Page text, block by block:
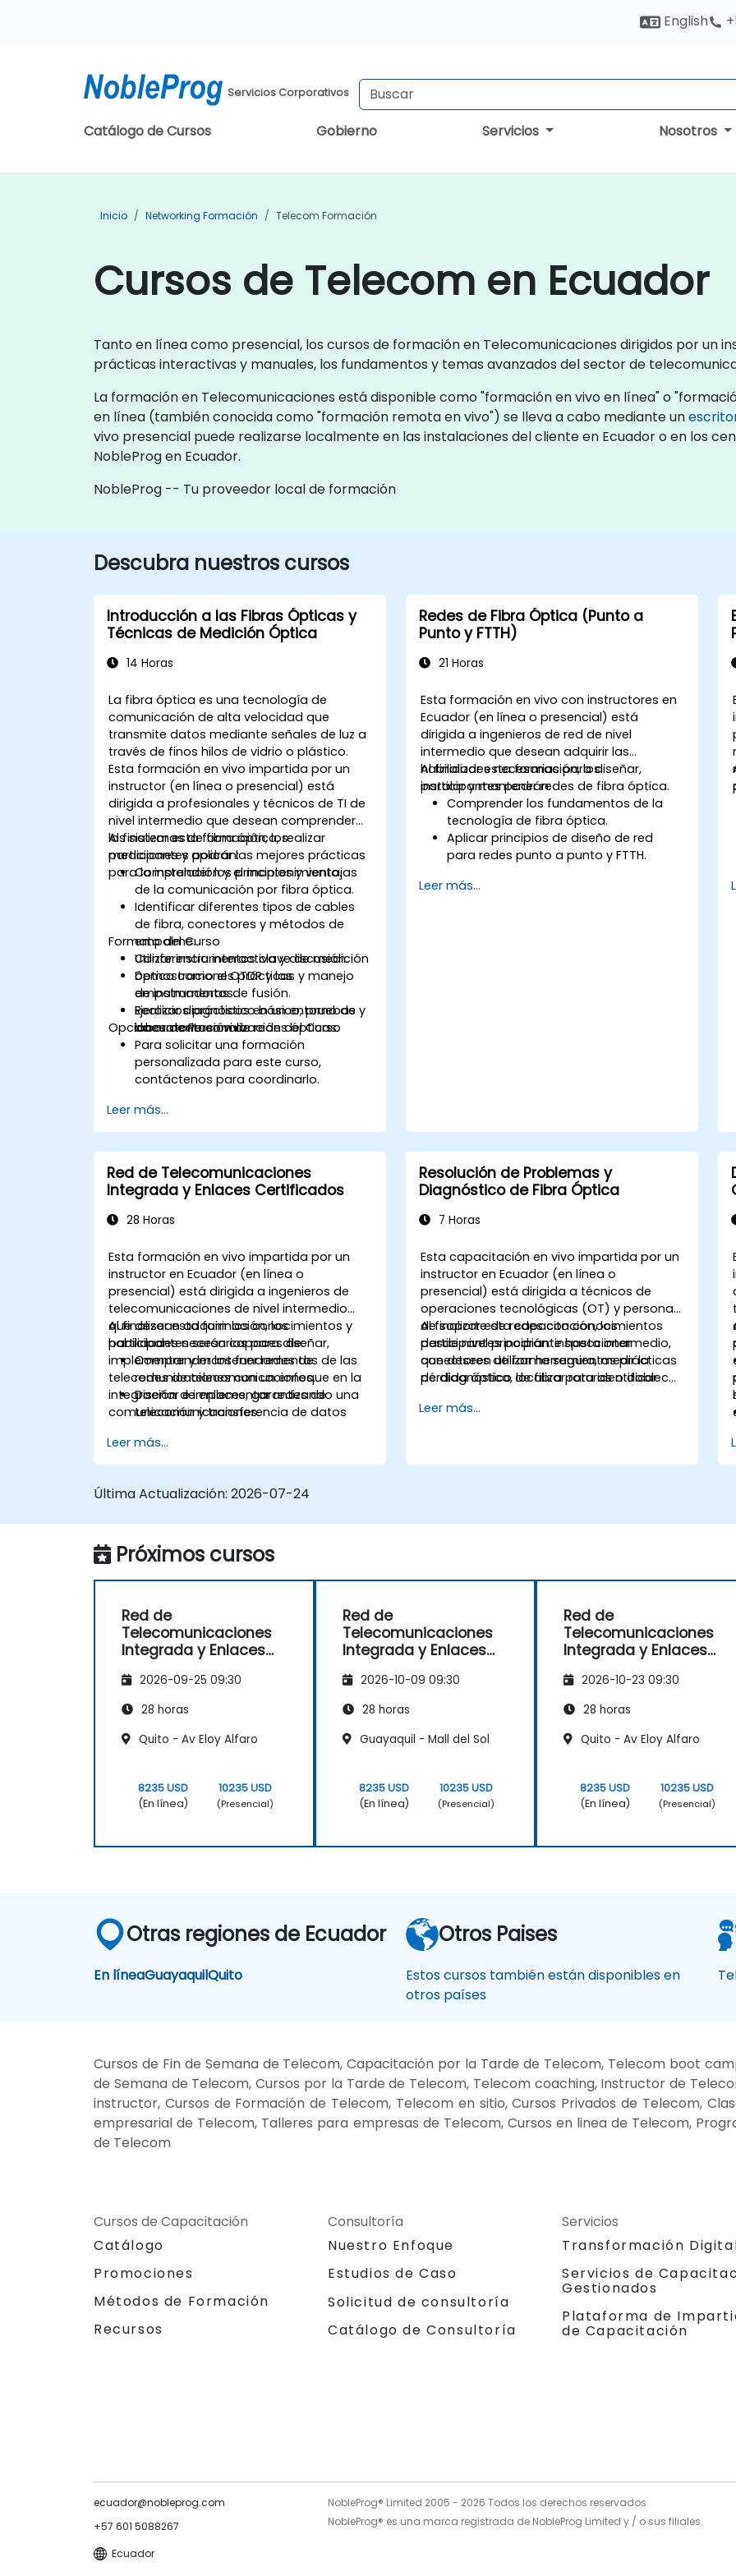
English
Servicios Corporativos
Catálogo de Cursos Gobierno Servicios Nosotros
Inicio Networking Formación Telecom Formación
Cursos de Telecom en Ecuador
Tanto en línea como presencial, los cursos de formación en Telecomunicaciones dirigidos por un
prácticas interactivas y manuales, los fundamentos y temas avanzados del sector de
La formación en Telecomunicaciones está disponible como "formación en vivo en línea" o
en línea (también conocida como "formación remota en vivo") se lleva a cabo mediante un
vivo presencial puede realizarse localmente en las instalaciones del cliente en Ecuador o en los
NobleProg en Ecuador.
NobleProg -- Tu proveedor local de formación
Descubra nuestros cursos
Introducción a las Fibras Ópticas y
Técnicas de Medición Óptica
14 Horas
La fibra óptica es una tecnología de
comunicación de alta velocidad que
transmite datos mediante señales de luz a
través de finos hilos de vidrio o plástico.
Esta formación en vivo impartida por un
instructor (en línea o presencial) está
dirigida a profesionales y técnicos de TI de
nivel intermedio que desean comprender
los sistemas de fibra óptica, realizar
mediciones y aplicar las mejores prácticas
para la instalación y el mantenimiento.
Al finalizar esta formación, los
participantes podrán:
Comprender los principios y ventajas
de la comunicación por fibra óptica.
Identificar diferentes tipos de cables
de fibra, conectores y métodos de
empalme.
Utilizar instrumentos clave de medición
óptica como el OTDR y las
empalmadoras de fusión.
Realizar diagnóstico básico, pruebas y
documentación de redes ópticas.
Formato del Curso
Conferencia interactiva y discusión.
Demostraciones prácticas y manejo
de instrumentos.
Ejercicios prácticos en un entorno de
laboratorio en vivo.
Opciones de Personalización del Curso
Para solicitar una formación
personalizada para este curso,
contáctenos para coordinarlo.
Leer más...
Redes de Fibra Óptica (Punto a
Punto y FTTH)
21 Horas
Esta formación en vivo con instructores en
Ecuador (en línea o presencial) está
dirigida a ingenieros de red de nivel
intermedio que desean adquirir las
habilidades necesarias para diseñar,
instalar y mantener redes de fibra óptica.
Al finalizar esta formación, los
participantes podrán:
Comprender los fundamentos de la
tecnología de fibra óptica.
Aplicar principios de diseño de red
para redes punto a punto y FTTH.
conectores de fibra óptica.
Leer más...
Red de Telecomunicaciones
Integrada y Enlaces Certificados
28 Horas
Esta formación en vivo impartida por un
instructor en Ecuador (en línea o
presencial) está dirigida a ingenieros de
telecomunicaciones de nivel intermedio
que desean adquirir los conocimientos y
habilidades necesarios para diseñar,
implementar y mantener redes de
telecomunicaciones con un enfoque en la
integración de enlaces, garantizando una
comunicación y transferencia de datos
Al finalizar esta formación, los
participantes serán capaces de:
Comprender los fundamentos de las
redes de telecomunicaciones.
Diseñar e implementar redes de
telecomunicaciones.
integración de enlaces.
Diagnosticar y resolver problemas de
Leer más...
Resolución de Problemas y
Diagnóstico de Fibra Óptica
7 Horas
Esta capacitación en vivo impartida por un
instructor en Ecuador (en línea o
presencial) está dirigida a técnicos de
operaciones tecnológicas (OT) y personal
de soporte de redes con conocimientos
desde nivel principiante hasta intermedio,
que deseen utilizar herramientas prácticas
de diagnóstico de fibra para identificar
necesita soporte de contratistas.
Al finalizar esta capacitación, los
participantes podrán: inspeccionar
conectores de forma segura, medir la
pérdida óptica, localizar roturas o dobleces
para su escalamiento.
Leer más...
Última Actualización: 2026-07-24
Próximos cursos
Red de
Telecomunicaciones
Integrada y Enlaces
2026-09-25 09:30
28 horas
Quito - Av Eloy Alfaro
8235 USD
(En línea)
10235 USD
(Presencial)
Red de
Telecomunicaciones
Integrada y Enlaces
2026-10-09 09:30
28 horas
Guayaquil - Mall del Sol
8235 USD
(En línea)
10235 USD
(Presencial)
Red de
Telecomunicaciones
Integrada y Enlaces
2026-10-23 09:30
28 horas
Quito - Av Eloy Alfaro
8235 USD
(En línea)
10235 USD
(Presencial)
Otras regiones de Ecuador
En líneaGuayaquilQuito
Otros Paises
Estos cursos también están disponibles en
otros países
Cursos de Fin de Semana de Telecom, Capacitación por la Tarde de Telecom, Telecom boot
de Semana de Telecom, Cursos por la Tarde de Telecom, Telecom coaching, Instructor de
instructor, Cursos de Formación de Telecom, Telecom en sitio, Cursos Privados de Telecom,
empresarial de Telecom, Talleres para empresas de Telecom, Cursos en linea de Telecom,
de Telecom
Cursos de Capacitación
Catálogo
Promociones
Métodos de Formación
Recursos
Consultoría
Nuestro Enfoque
Estudios de Caso
Solicitud de consultoría
Catálogo de Consultoría
Servicios
Transformación
Servicios de
Gestionados
Plataforma de
de Capacitación
ecuador@nobleprog.com
+57 601 5088267
Ecuador
NobleProg® Limited 2005 - 2026 Todos los derechos reservados
NobleProg® es una marca registrada de NobleProg Limited y / o sus filiales.